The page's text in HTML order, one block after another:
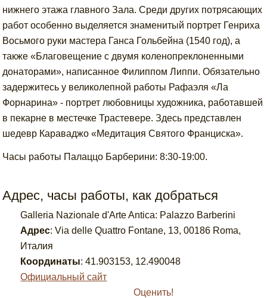
нижнего этажа главного Зала. Среди других потрясающих
работ особенно выделяется знаменитый портрет Генриха
Восьмого руки мастера Ганса Гольбейна (1540 год), а
также «Благовещение с двумя коленопреклоненными
донаторами», написанное Филиппом Липпи. Обязательно
задержитесь у великолепной работы Рафаэля «Ла
Форнарина» - портрет любовницы художника, работавшей
в пекарне в местечке Трастевере. Здесь представлен
шедевр Караваджо «Медитация Святого Франциска».
Часы работы Палаццо Барберини: 8:30-19:00.
Адрес, часы работы, как добраться
Galleria Nazionale d'Arte Antica: Palazzo Barberini
Адрес:Via delle Quattro Fontane, 13, 00186 Roma,
Италия
Координаты: 41.903153, 12.490048
Официальный сайт
Оценить!